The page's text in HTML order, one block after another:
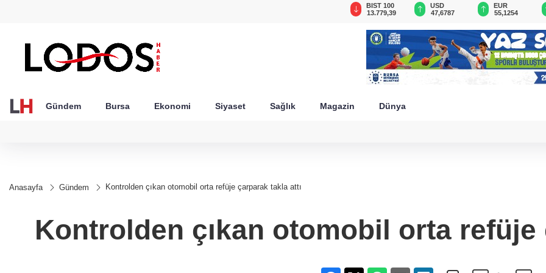
BIST 100
13.779,39
USD
47,6787
EUR
55,1254
Gündem Bursa Ekonomi Siyaset Sağlık Magazin Dünya
Anasayfa Gündem Kontrolden çıkan otomobil orta refüje çarparak takla attı
Kontrolden çıkan otomobil orta refüje